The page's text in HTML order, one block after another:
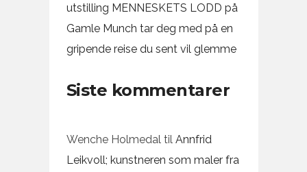
utstilling MENNESKETS LODD på
Gamle Munch tar deg med på en
gripende reise du sent vil glemme
Siste kommentarer
Wenche Holmedal til Annfrid
Leikvoll; kunstneren som maler fra